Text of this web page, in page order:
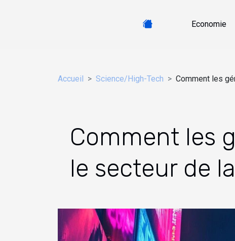
Economie
Accueil Science/High-Tech Comment les
Comment les
le secteur de